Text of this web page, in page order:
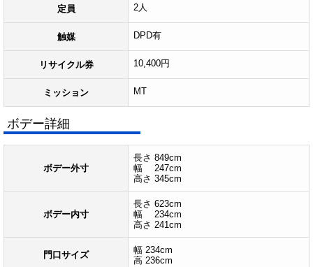
定員 2人
触媒 DPD有
リサイクル券 10,400円
ミッション MT
ボデー詳細
ボデー外寸
長さ 849cm
幅 247cm
高さ 345cm
ボデー内寸
長さ 623cm
幅 234cm
高さ 241cm
門口サイズ
幅 234cm
高 236cm